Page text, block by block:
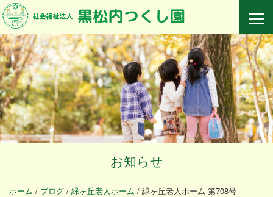
お知らせ
ホーム / ブログ / 緑ヶ丘老人ホーム / 緑ヶ丘老人ホーム 第708号